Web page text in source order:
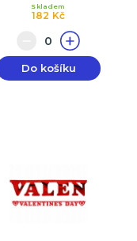
182 Kč
Skladem
Do košíku